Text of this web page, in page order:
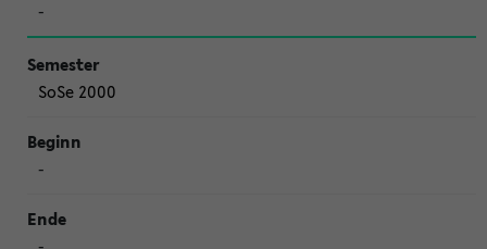
-
SoSe 2000
-